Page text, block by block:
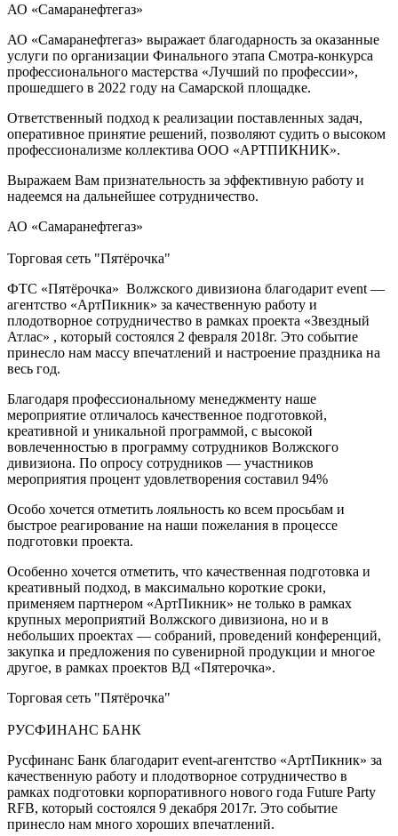
АО «Самаранефтегаз»
АО «Самаранефтегаз» выражает благодарность за оказанные
услуги по организации Финального этапа Смотра-конкурса
профессионального мастерства «Лучший по профессии»,
прошедшего в 2022 году на Самарской площадке.
Ответственный подход к реализации поставленных задач,
оперативное принятие решений, позволяют судить о высоком
профессионализме коллектива ООО «АРТПИКНИК».
Выражаем Вам признательность за эффективную работу и
надеемся на дальнейшее сотрудничество.
АО «Самаранефтегаз»
Торговая сеть "Пятёрочка"
ФТС «Пятёрочка» Волжского дивизиона благодарит event —
агентство «АртПикник» за качественную работу и
плодотворное сотрудничество в рамках проекта «Звездный
Атлас» , который состоялся 2 февраля 2018г. Это событие
принесло нам массу впечатлений и настроение праздника на
весь год.
Благодаря профессиональному менеджменту наше
мероприятие отличалось качественное подготовкой,
креативной и уникальной программой, с высокой
вовлеченностью в программу сотрудников Волжского
дивизиона. По опросу сотрудников — участников
мероприятия процент удовлетворения составил 94%
Особо хочется отметить лояльность ко всем просьбам и
быстрое реагирование на наши пожелания в процессе
подготовки проекта.
Особенно хочется отметить, что качественная подготовка и
креативный подход, в максимально короткие сроки,
применяем партнером «АртПикник» не только в рамках
крупных мероприятий Волжского дивизиона, но и в
небольших проектах — собраний, проведений конференций,
закупка и предложения по сувенирной продукции и многое
другое, в рамках проектов ВД «Пятерочка».
Торговая сеть "Пятёрочка"
РУСФИНАНС БАНК
Русфинанс Банк благодарит event-агентство «АртПикник» за
качественную работу и плодотворное сотрудничество в
рамках подготовки корпоративного нового года Future Party
RFB, который состоялся 9 декабря 2017г. Это событие
принесло нам много хороших впечатлений.